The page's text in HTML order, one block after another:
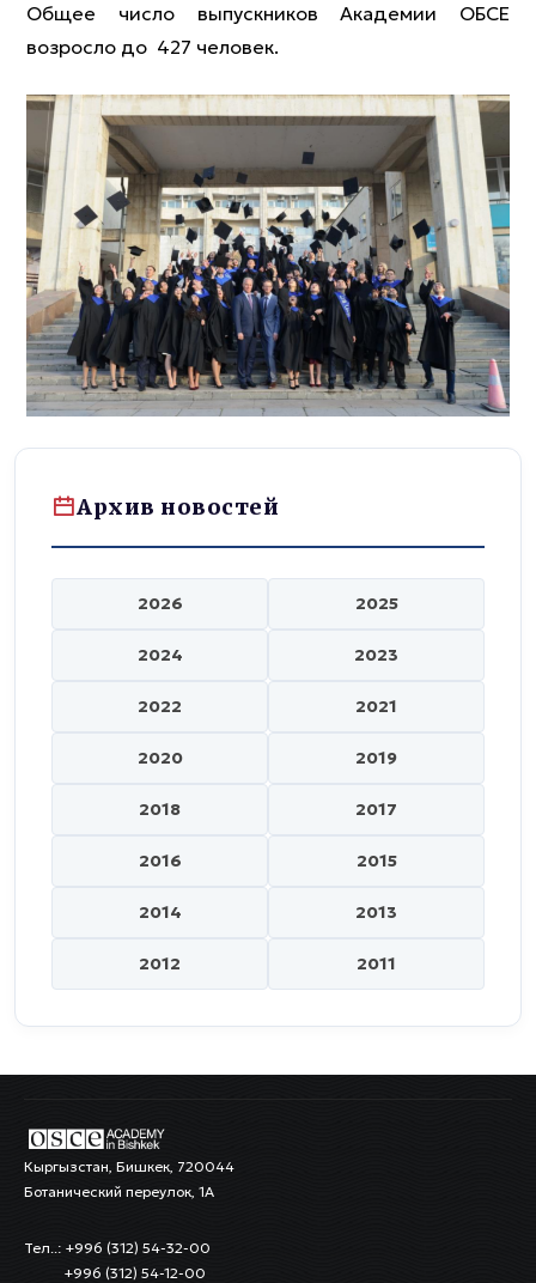
Общее число выпускников Академии ОБСЕ
возросло до 427 человек.
Архив новостей
2026 2025
2024 2023
2022 2021
2020 2019
2018 2017
2016 2015
2014 2013
2012 2011
Кыргызстан, Бишкек, 720044
Ботанический переулок, 1А
Тел..: +996 (312) 54-32-00
+996 (312) 54-12-00